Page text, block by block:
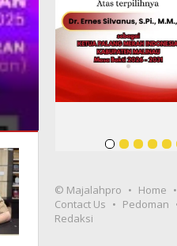
© Majalahpro Home
Contact Us
Pedoman
Redaksi